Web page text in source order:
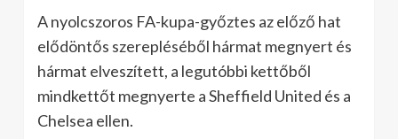
A nyolcszoros FA-kupa-győztes az előző hat
elődöntős szerepléséből hármat megnyert és
hármat elveszített, a legutóbbi kettőből
mindkettőt megnyerte a Sheffield United és a
Chelsea ellen.